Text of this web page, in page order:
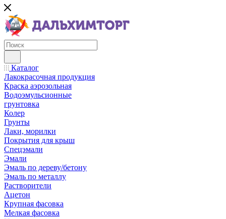
Каталог
Лакокрасочная продукция
Краска аэрозольная
Водоэмульсионные
грунтовка
Колер
Грунты
Лаки, морилки
Покрытия для крыш
Спецэмали
Эмали
Эмаль по дереву/бетону
Эмаль по металлу
Растворители
Ацетон
Крупная фасовка
Мелкая фасовка